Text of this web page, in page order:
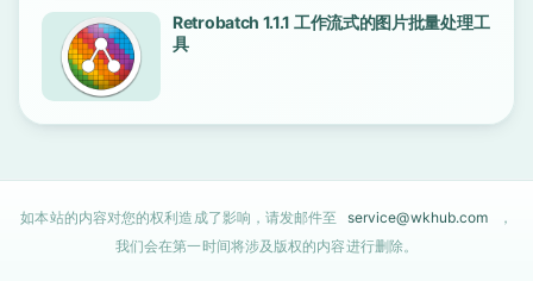
Retrobatch 1.1.1 工作流式的图片批量处理工
具
如本站的内容对您的权利造成了影响，请发邮件至 service@wkhub.com
，
我们会在第一时间将涉及版权的内容进行删除。